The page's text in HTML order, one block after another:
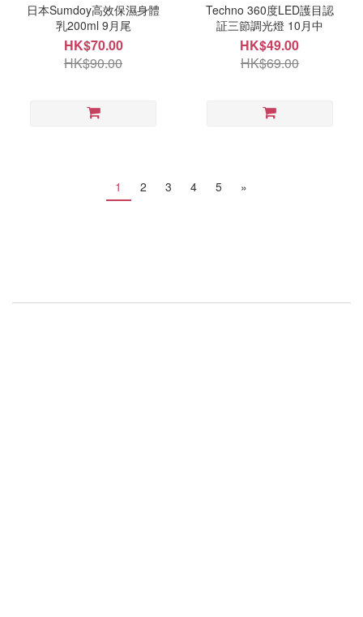
日本Sumdoy高效保濕身體
乳200ml 9月尾
HK$70.00
HK$90.00
Techno 360度LED護目認
証三節調光燈 10月中
HK$49.00
HK$69.00
1 2 3 4 5 »